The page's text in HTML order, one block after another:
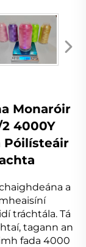
Monaróir
4000Y
Póilísteáir
a
tráchtála. Tá
tagann an
fada 4000